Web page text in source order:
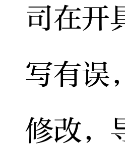
司在开
写有误
修改，